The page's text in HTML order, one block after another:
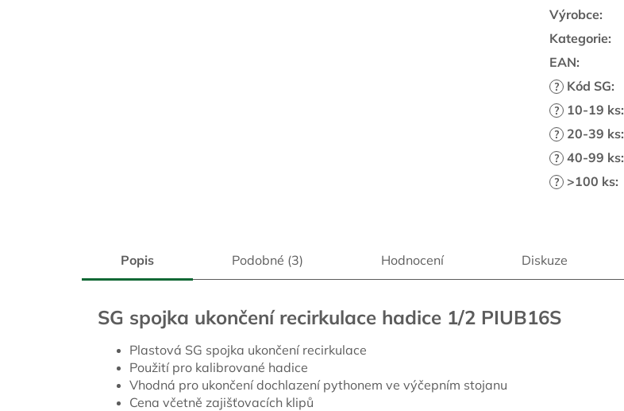
Výrobce:
Kategorie:
EAN:
? Kód SG:
? 10-19 ks:
? 20-39 ks:
? 40-99 ks:
? >100 ks:
Popis Podobné (3) Hodnocení Diskuze
SG spojka ukončení recirkulace hadice 1/2 PIUB16S
Plastová SG spojka ukončení recirkulace
Použití pro kalibrované hadice
Vhodná pro ukončení dochlazení pythonem ve výčepním stojanu
Cena včetně zajišťovacích klipů